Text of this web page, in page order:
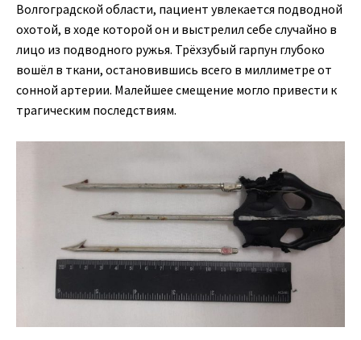
Волгоградской области, пациент увлекается подводной
охотой, в ходе которой он и выстрелил себе случайно в
лицо из подводного ружья. Трёхзубый гарпун глубоко
вошёл в ткани, остановившись всего в миллиметре от
сонной артерии. Малейшее смещение могло привести к
трагическим последствиям.